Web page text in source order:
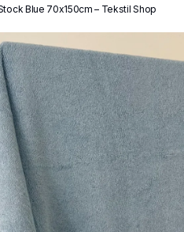
Blue 70x150cm – Tekstil Shop